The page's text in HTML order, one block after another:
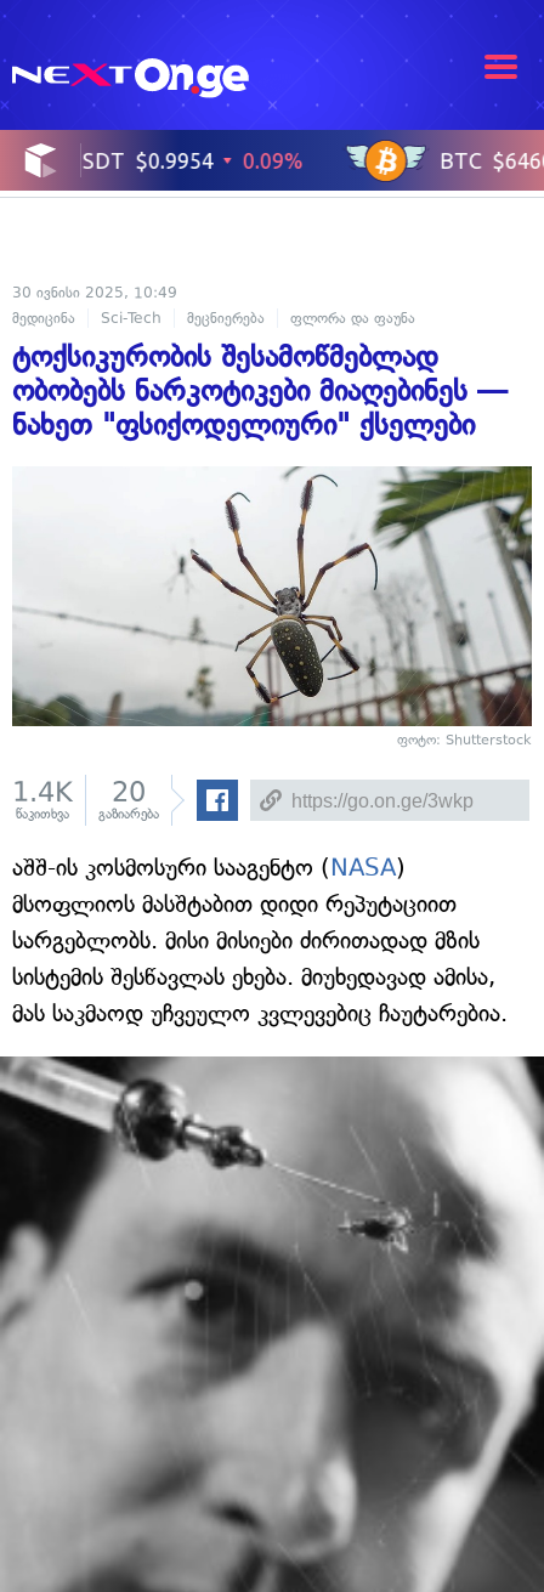
30 ივნისი 2025, 10:49
მედიცინა
Sci-Tech მეცნიერება ფლორა და ფაუნა
ტოქსიკურობის შესამოწმებლად
ობობებს ნარკოტიკები მიაღებინეს —
ნახეთ "ფსიქოდელიური" ქსელები
ფოტო: Shutterstock
1.4K
წაკითხვა
20
გაზიარება
აშშ-ის კოსმოსური სააგენტო (NASA)
მსოფლიოს მასშტაბით დიდი რეპუტაციით
სარგებლობს. მისი მისიები ძირითადად მზის
სისტემის შესწავლას ეხება. მიუხედავად ამისა,
მას საკმაოდ უჩვეულო კვლევებიც ჩაუტარებია.